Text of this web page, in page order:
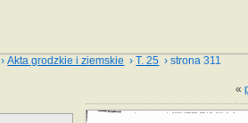
›Akta grodzkie i ziemskie ›T. 25 › strona 311
«